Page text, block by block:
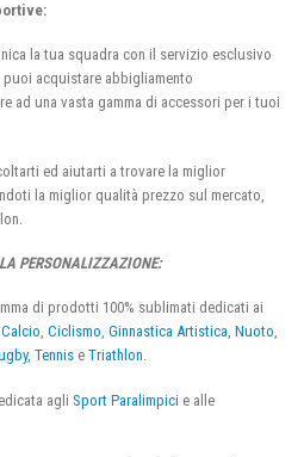
la tua squadra con il servizio esclusivo
puoi acquistare abbigliamento
ad una vasta gamma di accessori per i tuoi
ed aiutarti a trovare la miglior
la miglior qualità prezzo sul mercato,
PERSONALIZZAZIONE:
di prodotti 100% sublimati dedicati ai
Calcio, Ciclismo, Ginnastica Artistica, Nuoto,
, Tennis e Triathlon.
agli Sport Paralimpici e alle